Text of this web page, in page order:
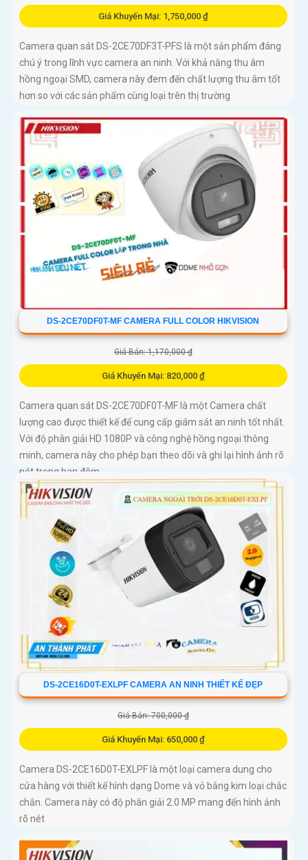
Giá Khuyến Mại: 1,750,000 ₫
Camera quan sát DS-2CE70DF3T-PFS là một sản phẩm đáng
chú ý trong lĩnh vực camera an ninh. Với khả năng thu âm
hồng ngoại SMD, camera này đem đến chất lượng thu âm tốt
hơn so với các sản phẩm cùng loại trên thị trường
DS-2CE70DF0T-MF CAMERA FULL COLOR HIKVISION
Giá Bán: 1,170,000 ₫
Giá Khuyến Mại: 820,000 ₫
Camera quan sát DS-2CE70DF0T-MF là một Camera chất
lượng cao được thiết kế để cung cấp giám sát an ninh tốt nhất.
Với độ phân giải HD 1080P và công nghệ hồng ngoại thông
minh, camera này cho phép bạn theo dõi và ghi lại hình ảnh rõ
nét trong ban đêm
DS-2CE16D0T-EXLPF CAMERA AN NINH THIẾT KẾ ĐẸP
Giá Bán: 700,000 ₫
Giá Khuyến Mại: 650,000 ₫
Camera DS-2CE16D0T-EXLPF là một loại camera dung cho
cửa hàng với thiết kế hình dạng Dome và vỏ bằng kim loại chắc
chắn. Camera này có độ phân giải 2.0 MP mang đến hình ảnh
rõ nét